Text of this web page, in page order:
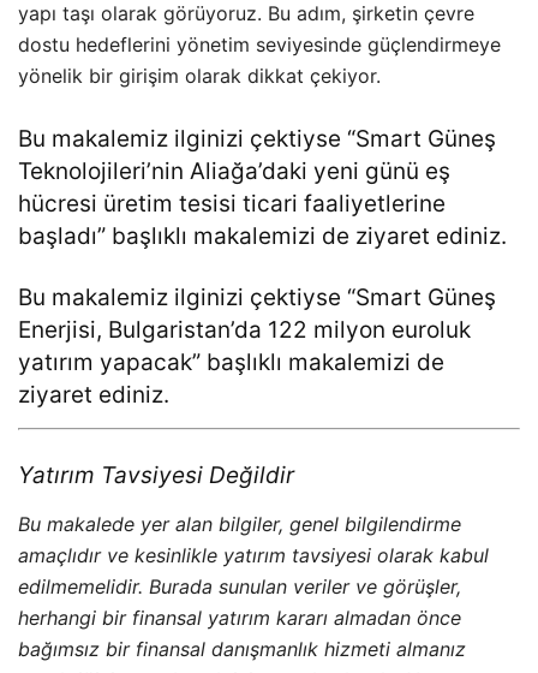
yapı taşı olarak görüyoruz. Bu adım, şirketin çevre
dostu hedeflerini yönetim seviyesinde güçlendirmeye
yönelik bir girişim olarak dikkat çekiyor.
Bu makalemiz ilginizi çektiyse “Smart Güneş
Teknolojileri’nin Aliağa’daki yeni günü eş
hücresi üretim tesisi ticari faaliyetlerine
başladı” başlıklı makalemizi de ziyaret ediniz.
Bu makalemiz ilginizi çektiyse “Smart Güneş
Enerjisi, Bulgaristan’da 122 milyon euroluk
yatırım yapacak” başlıklı makalemizi de
ziyaret ediniz.
Yatırım Tavsiyesi Değildir
Bu makalede yer alan bilgiler, genel bilgilendirme
amaçlıdır ve kesinlikle yatırım tavsiyesi olarak kabul
edilmemelidir. Burada sunulan veriler ve görüşler,
herhangi bir finansal yatırım kararı almadan önce
bağımsız bir finansal danışmanlık hizmeti almanız